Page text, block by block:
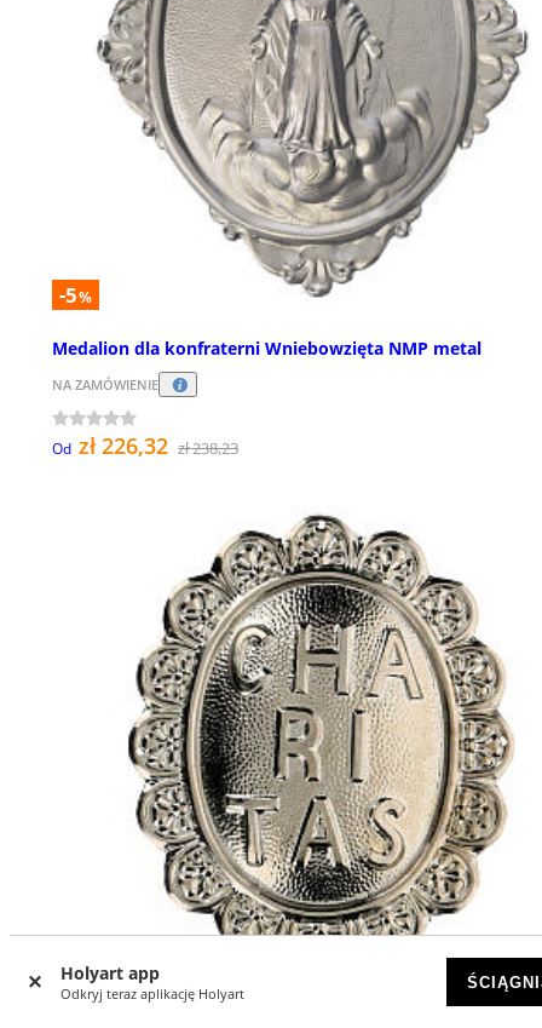
Holyart app
Odkryj teraz aplikację Holyart
-5%
Medalion dla konfraterni Wniebowzięta NMP metal
NA ZAMÓWIENIE
Od zł 226,32 zł 238,23
-25%